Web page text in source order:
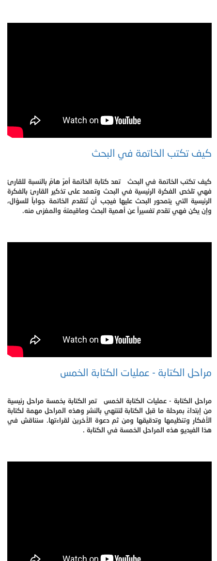
كيف تكتب الخاتمة في البحث
كيف تكتب الخاتمة في البحث تعد كتابة الخاتمة أمرٌ هامٌ بالنسبة للقارئ
فهي تلخص الفكرة الرئيسية في البحث وتعمد على تذكير القارئ بالفكرة
الرئيسية التي يتمحور البحث عليها فيجب أن تُتقدم الخاتمة جواباً للسؤال،
وإن يكن فهي تقدم تفسيراً عن أهمية البحث وماقيمتهُ والمغزى منه.
مراحل الكتابة - عمليات الكتابة الخمس
مراحل الكتابة - عمليات الكتابة الخمس تمر الكتابة بخمسة مراحل رئيسية
من إبتداءً بمرحلة ما قبل الكتابة لتنتهي بالنشر وهذه المراحل مهمة لكتابة
الأفكار وتنظيمها وتدقيقها ومن ثم دعوة الأخرين لقراءتها. سنناقش في
هذا الفيديو هذه المراحل الخمسة في الكتابة .